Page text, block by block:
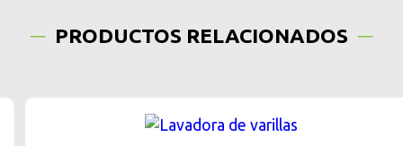
PRODUCTOS RELACIONADOS